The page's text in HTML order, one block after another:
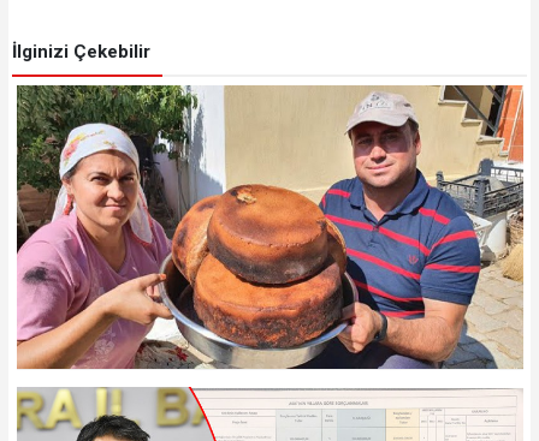
İlginizi Çekebilir